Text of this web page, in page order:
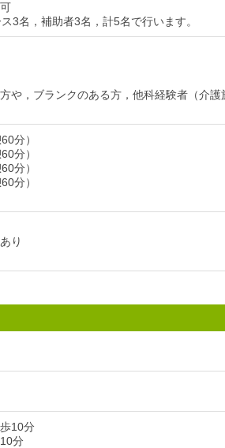
3名，補助者3名，計5名で行います。
や，ブランクのある方，他科経験者（介護
分）
分）
分）
分）
り
10分
分